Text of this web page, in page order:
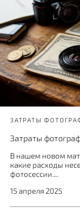
ЗАТРАТЫ
Затраты
В нашем новом
какие расходы
фотосессии....
15 апреля 2025